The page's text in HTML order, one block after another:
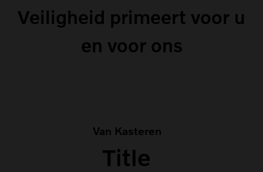
Veiligheid primeert voor u
en voor ons
Van Kasteren
Title